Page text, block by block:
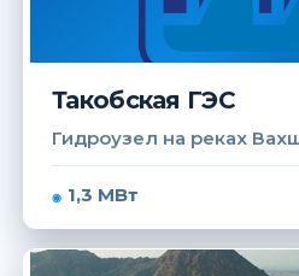
Такобская ГЭС
Гидроузел на реках
1,3 МВт